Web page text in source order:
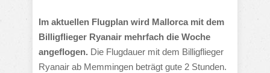
Im aktuellen Flugplan wird Mallorca mit dem
Billigflieger Ryanair mehrfach die Woche
angeflogen. Die Flugdauer mit dem Billigflieger
Ryanair ab Memmingen beträgt gute 2 Stunden.